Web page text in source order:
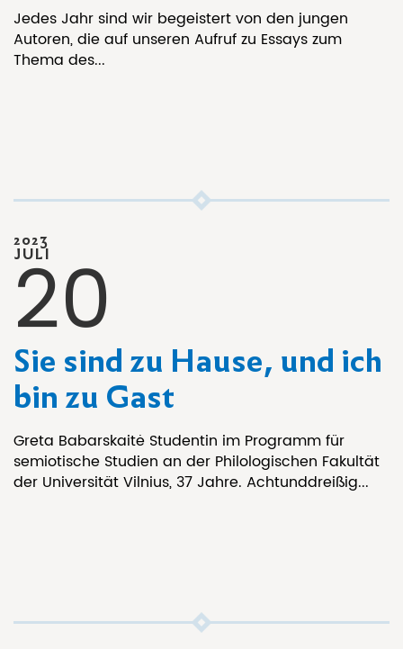
Jedes Jahr sind wir begeistert von den jungen
Autoren, die auf unseren Aufruf zu Essays zum
Thema des...
Sie sind zu Hause, und ich
bin zu Gast
Greta Babarskaitė Studentin im Programm für
semiotische Studien an der Philologischen Fakultät
der Universität Vilnius, 37 Jahre. Achtunddreißig...
2023
JULI
20